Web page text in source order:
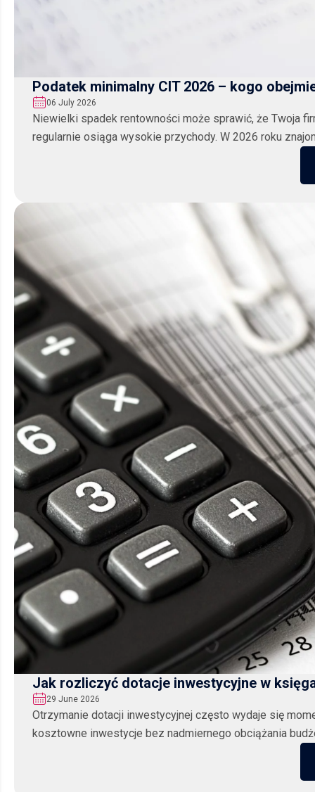
Podatek minimalny CIT 2026 – kogo
06 July 2026
Niewielki spadek rentowności może sprawić, że Twoja
regularnie osiąga wysokie przychody. W 2026 roku
Jak rozliczyć dotacje inwestycyjne w
29 June 2026
Otrzymanie dotacji inwestycyjnej często wydaje się
kosztowne inwestycje bez nadmiernego obciążania